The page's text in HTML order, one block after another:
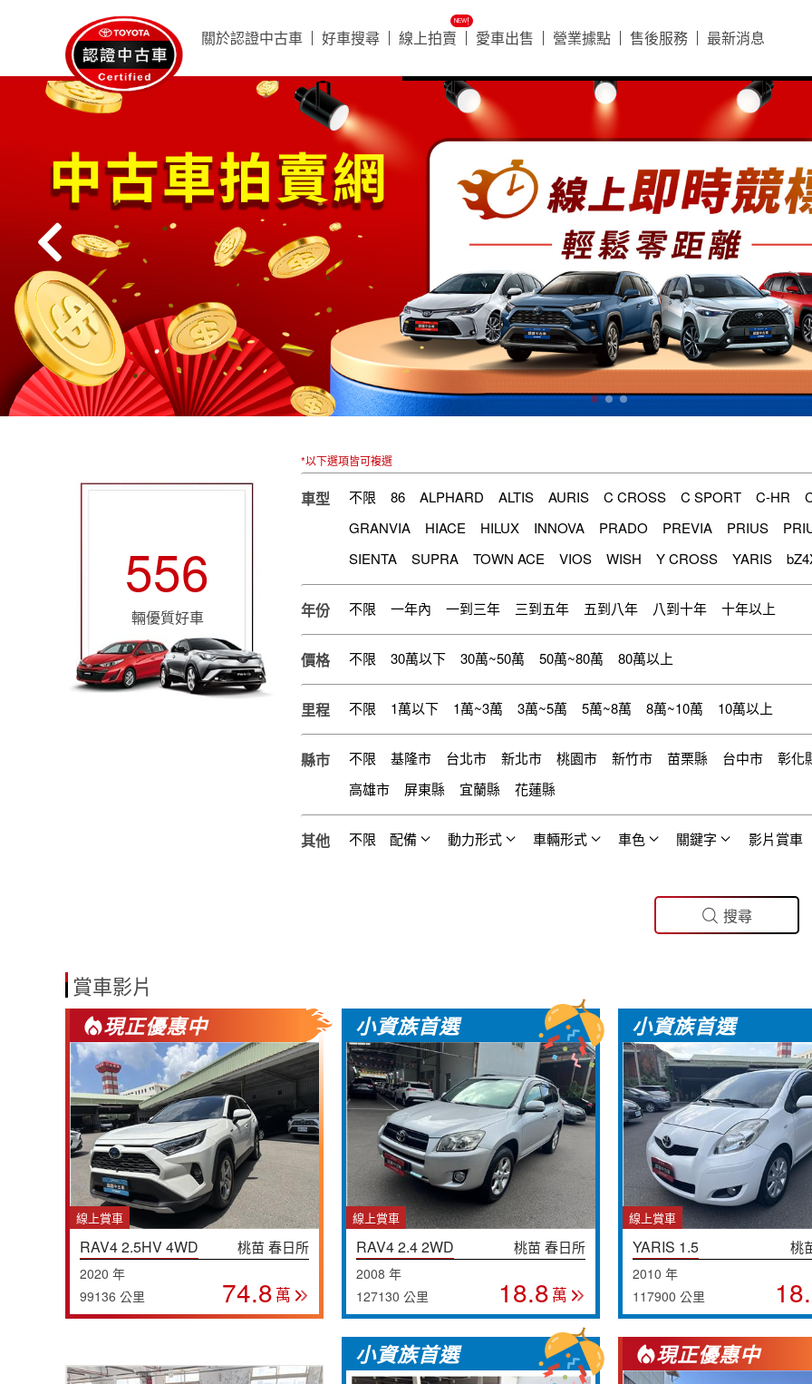
關於認證中古車 好車搜尋
好車搜尋
新年式車輛
超值車輛
好車搶先看
好車搶先看
線上拍賣
ᴺᴱᵂ!
愛車出售 營業據點 售後服務 最新消息
556
輛優質好車
*以下選項皆可複選
車型 不限 86 ALPHARD ALTIS AURIS C CROSS C SPORT C-HR
GRANVIA
HIACE HILUX INNOVA PRADO PREVIA PRIUS
SIENTA
SUPRA TOWN ACE VIOS WISH Y CROSS YARIS
年份 不限 一年內 一到三年 三到五年 五到八年 八到十年 十年以上
價格 不限 30萬以下 30萬~50萬 50萬~80萬 80萬以上
里程 不限 1萬以下 1萬~3萬 3萬~5萬 5萬~8萬 8萬~10萬 10萬以上
縣市 不限 基隆市 台北市 新北市 桃園市 新竹市 苗栗縣 台中市
彰化
高雄市
屏東縣 宜蘭縣 花蓮縣
其他 不限 配備 動力形式 車輛形式 車色 關鍵字 影片賞車
搜尋
賞車影片
現正優惠中
線上賞車
RAV4 2.5HV 4WD 桃苗 春日所
2020 年
99136 公里
74.8 萬
小資族首選
線上賞車
RAV4 2.4 2WD 桃苗 春日所
2008 年
127130 公里
18.8 萬
小資族首選
線上賞車
YARIS 1.5 桃
2010 年
117900 公里
小資族首選 現正優惠中